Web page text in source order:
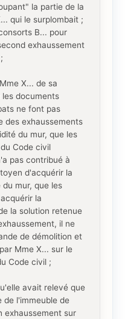
la partie de la
qui le surplombait ;
B... pour
exhaussement
X... de sa
documents
ne font pas
des exhaussements
du mur, que les
Code civil
pas contribué à
d'acquérir la
mur, que les
la
la solution retenue
il ne
de démolition et
Mme X... sur le
Code civil ;
avait relevé que
de l'immeuble de
exhaussement sur